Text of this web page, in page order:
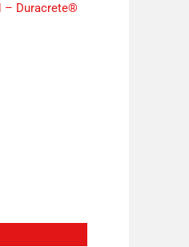
– Duracrete®